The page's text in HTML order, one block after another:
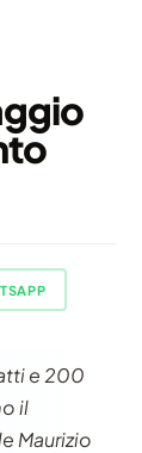
e 200
il
Maurizio